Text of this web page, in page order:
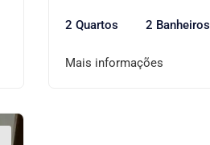
2 Quartos 2 Banheiros
Mais informações